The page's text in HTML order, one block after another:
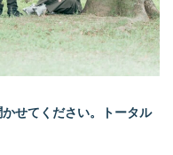
せてください。トータル